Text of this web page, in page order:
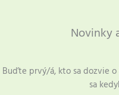
Novinky
Buďte prvý/á, kto sa dozvie o
sa